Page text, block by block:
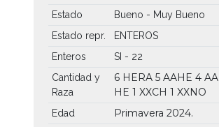
Estado
Bueno - Muy Bueno
Estado repr.
ENTEROS
Enteros
SI - 22
Cantidad y
Raza
6 HERA 5 AAHE 4 AA
HE 1 XXCH 1 XXNO
Edad Primavera 2024.